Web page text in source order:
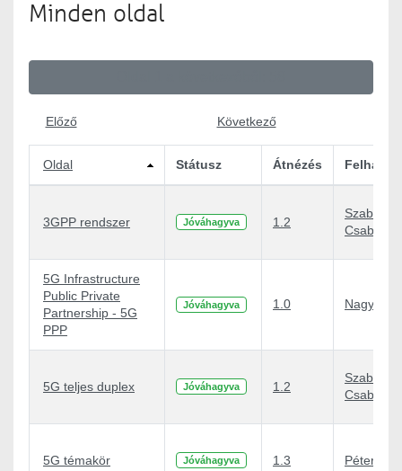
Minden oldal
Előző Következő
Oldal Státusz Átnézés
3GPP rendszer Jóváhagyva 1.2
Szabó
Csaba
5G Infrastructure
Public Private
Partnership - 5G
PPP
Jóváhagyva 1.0 Nagy
5G teljes duplex Jóváhagyva 1.2
Szabó
Csaba
5G témakör Jóváhagyva 1.3 Péter